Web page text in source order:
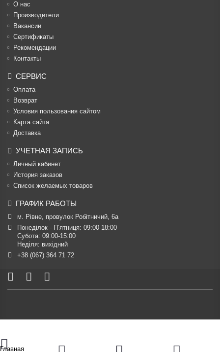
О нас
Производители
Вакансии
Cертификаты
Рекомендации
Контакты
СЕРВИС
Оплата
Возврат
Условия пользования сайтом
Карта сайта
Доставка
УЧЕТНАЯ ЗАПИСЬ
Личный кабинет
История заказов
Список желаемых товаров
ГРАФИК РАБОТЫ
м. Рівне, провулок Робітничий, 6а
Понеділок - П’ятниця: 09:00-18:00
Субота: 09:00-15:00
Неділя: вихідний
+38 (067) 364 71 72
Главная